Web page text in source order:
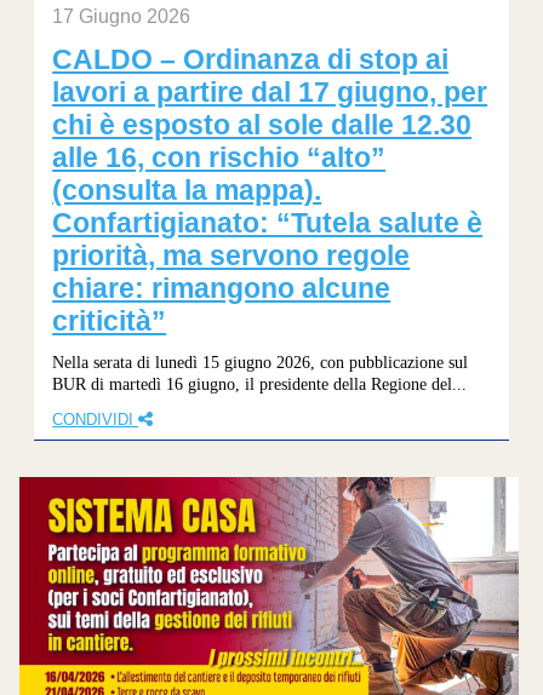
17 Giugno 2026
CALDO – Ordinanza di stop ai
lavori a partire dal 17 giugno, per
chi è esposto al sole dalle 12.30
alle 16, con rischio “alto”
(consulta la mappa).
Confartigianato: “Tutela salute è
priorità, ma servono regole
chiare: rimangono alcune
criticità”
Nella serata di lunedì 15 giugno 2026, con pubblicazione sul
BUR di martedì 16 giugno, il presidente della Regione del...
CONDIVIDI